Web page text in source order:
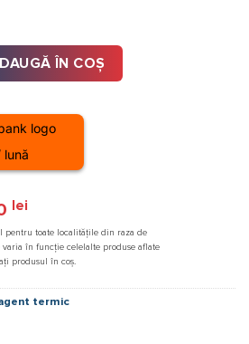
HC-3S cu 3 viteze si functie
ÎN COȘ
lună
lei
pentru toate localitățile din raza de
în funcție celelalte produse aflate
produsul în coș.
termic